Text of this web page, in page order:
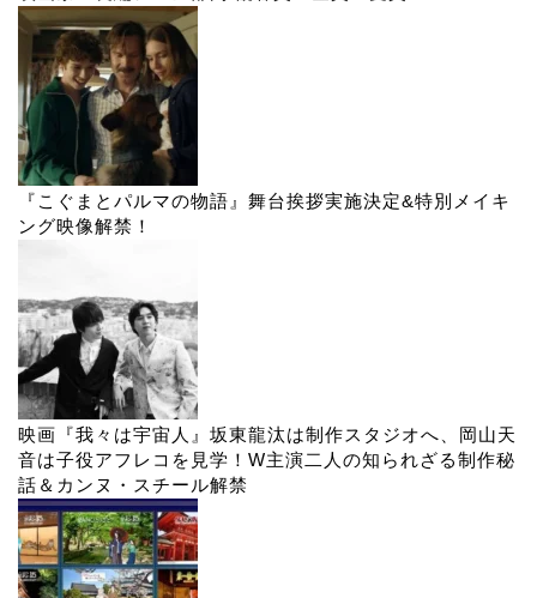
『こぐまとパルマの物語』舞台挨拶実施決定&特別メイキ
ング映像解禁！
映画『我々は宇宙人』坂東龍汰は制作スタジオへ、岡山天
音は子役アフレコを見学！W主演二人の知られざる制作秘
話＆カンヌ・スチール解禁